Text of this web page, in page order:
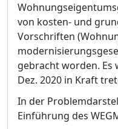
von kosten- und
Vorschriften
gebracht worden. Es
Dez. 2020 in Kraft
In der
Einführung des